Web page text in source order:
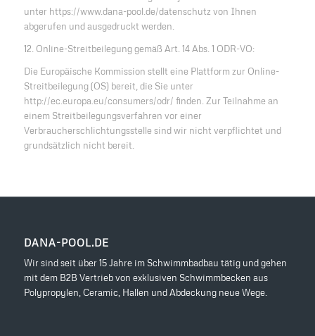
unter https://www.dana-pool.de/datenschutz von Ihnen
abgerufen und ausgedruckt werden.
12. Online-Streitbeilegung gemäß Art. 14 Abs. 1 ODR-VO:
Die Europäische Kommission stellt eine Plattform zur Online-
Streitbeilegung (OS) bereit, die Sie unter
http://ec.europa.eu/consumers/odr/ finden. Zur Teilnahme an
einem Streitbeilegungsverfahren vor einer
Verbraucherschlichtungsstelle sind wir nicht verpflichtet und
grundsätzlich nicht bereit.
DANA-POOL.DE
Wir sind seit über 15 Jahre im Schwimmbadbau tätig und gehen
mit dem B2B Vertrieb von exklusiven Schwimmbecken aus
Polypropylen, Ceramic, Hallen und Abdeckung neue Wege.